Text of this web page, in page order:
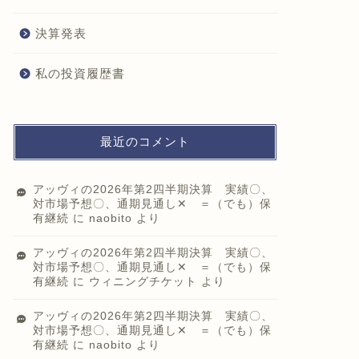
決算発表
私の投資履歴書
最近のコメント
アッヴィの2026年第2四半期決算 実績〇、
対市場予想〇、通期見通し✕ ＝（でも）保
有継続 に naobito より
アッヴィの2026年第2四半期決算 実績〇、
対市場予想〇、通期見通し✕ ＝（でも）保
有継続 に ウィニングチケット より
アッヴィの2026年第2四半期決算 実績〇、
対市場予想〇、通期見通し✕ ＝（でも）保
有継続 に naobito より